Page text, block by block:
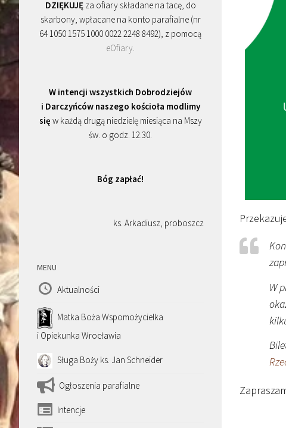
W
DZIĘKUJĘza ofiary składane na tacę, do
skarbony, wpłacane na konto parafialne (nr
64 1050 1575 1000 0022 2248 8492), z pomocą
eOfiary.
W intencji wszystkich Dobrodziejów
i Darczyńców naszego kościoła modlimy
się w każdą drugą niedzielę miesiąca na Mszy
św. o godz. 12.30.
Bóg zapłać!
ks. Arkadiusz, proboszcz
MENU
Aktualności
Matka Boża Wspomożycielka
i Opiekunka Wrocławia
Sługa Boży ks. Jan Schneider
Ogłoszenia parafialne
Intencje